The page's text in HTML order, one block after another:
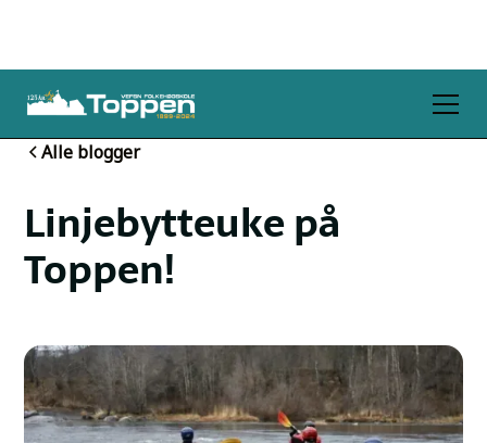
Alle blogger
Linjebytteuke på
Toppen!